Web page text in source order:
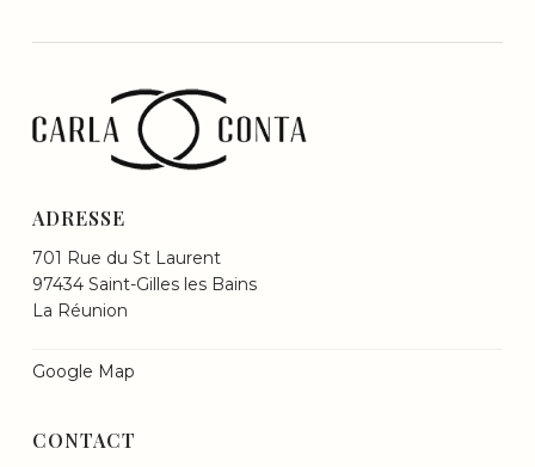
ADRESSE
701 Rue du St Laurent
97434 Saint-Gilles les Bains
La Réunion
Google Map
CONTACT